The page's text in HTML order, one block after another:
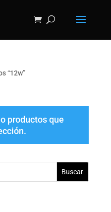
“12w”
productos que
Buscar